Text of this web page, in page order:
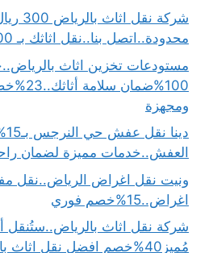
شركة نقل
محدودة..اتصل بنا..نقل اثاثك بـ 300 ريال فقط
مستودعات تخزين اثاث
ومجهزة
العفش..خدمات مميزة لضمان
ونيت نقل اغراض الرياض..نقل
اغراض..15%خصم فوري
شركة نقل اثاث بالرياض..ستُنقل
مُميز40%خصم افضل نقل اثاث بالرياض..اتصل الـأن